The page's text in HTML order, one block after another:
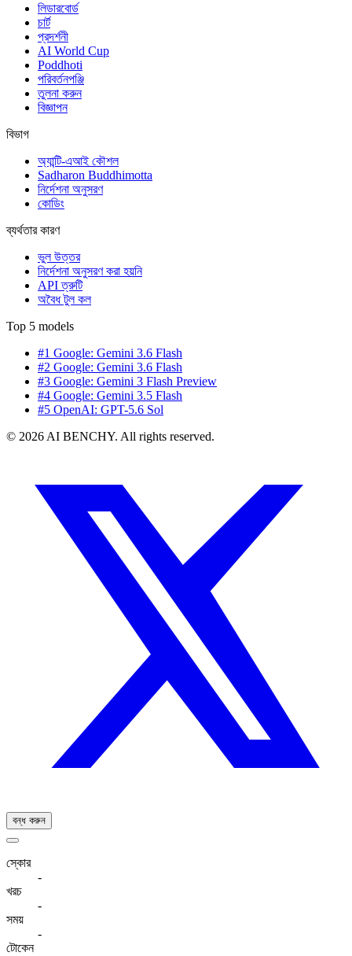
লিডারবোর্ড
চার্ট
প্রদর্শনী
AI World Cup
Poddhoti
পরিবর্তনপঞ্জি
তুলনা করুন
বিজ্ঞাপন
বিভাগ
অ্যান্টি-এআই কৌশল
Sadharon Buddhimotta
নির্দেশনা অনুসরণ
কোডিং
ব্যর্থতার কারণ
ভুল উত্তর
নির্দেশনা অনুসরণ করা হয়নি
API ত্রুটি
অবৈধ টুল কল
Top 5 models
#1 Google: Gemini 3.6 Flash
#2 Google: Gemini 3.6 Flash
#3 Google: Gemini 3 Flash Preview
#4 Google: Gemini 3.5 Flash
#5 OpenAI: GPT-5.6 Sol
© 2026 AI BENCHY. All rights reserved.
বন্ধ করুন
স্কোর
-
খরচ
-
সময়
-
টোকেন